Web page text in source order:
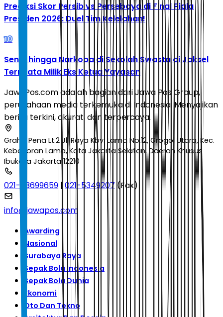
Prediksi Skor Persib vs Persebaya di Final Piala
Presiden 2026: Duel Tim Kelelahan!
10
Senpi hingga Narkoba di Sekolah Swasta di Jaksel
Ternyata Milik Eks Ketua Yayasan
JawaPos.com adalah bagian dari Jawa Pos Group,
perusahaan media terkemuka di Indonesia. Menyajikan
berita terkini, akurat, dan terpercaya.
Graha Pena Lt.2 Jl. Raya Kby. Lama No.12, Grogol Utara, Kec.
Kebayoran Lama, Kota Jakarta Selatan, Daerah Khusus
Ibukota Jakarta 12210
021-53699659 |021-5349207 (Fax)
info@jawapos.com
Awarding
Nasional
Surabaya Raya
Sepak Bola Indonesia
Sepak Bola Dunia
Ekonomi
Oto Dan Tekno